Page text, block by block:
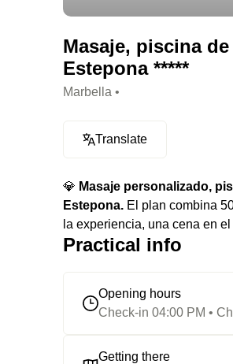
Masaje, piscina
Estepona *****
Marbella •
Translate
💎 Masaje personalizado,
Estepona. El plan combina
la experiencia, una cena en
Practical info
Opening hours
Check-in 04:00 PM •
Getting there